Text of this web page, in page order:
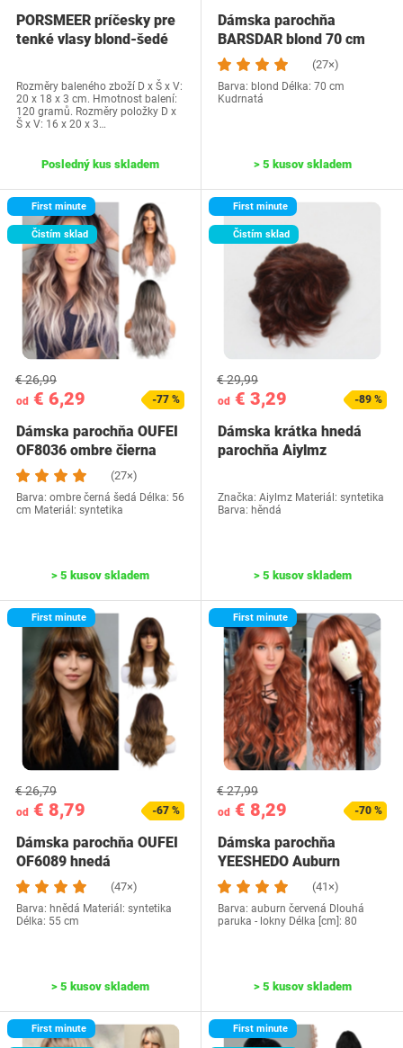
PORSMEER príčesky pre
tenké vlasy blond-šedé
Rozměry baleného zboží D x Š x V:
20 x 18 x 3 cm. Hmotnost balení:
120 gramů. Rozměry položky D x
Š x V: 16 x 20 x 3…
Posledný kus skladem
Dámska parochňa
BARSDAR blond 70 cm
(27×)
Barva: blond Délka: 70 cm
Kudrnatá
> 5 kusov skladem
First minute
Čistím sklad
od € 6,29
€ 26,99
-77 %
Dámska parochňa OUFEI
OF8036 ombre čierna
šedá
(27×)
Barva: ombre černá šedá Délka: 56
cm Materiál: syntetika
> 5 kusov skladem
First minute
Čistím sklad
od € 3,29
€ 29,99
-89 %
Dámska krátka hnedá
parochňa Aiylmz
Značka: Aiylmz Materiál: syntetika
Barva: hěndá
> 5 kusov skladem
First minute
od € 8,79
€ 26,79
-67 %
Dámska parochňa OUFEI
OF6089 hnedá
(47×)
Barva: hnědá Materiál: syntetika
Délka: 55 cm
> 5 kusov skladem
First minute
od € 8,29
€ 27,99
-70 %
Dámska parochňa
YEESHEDO Auburn
červená
(41×)
Barva: auburn červená Dlouhá
paruka - lokny Délka [cm]: 80
> 5 kusov skladem
First minute First minute